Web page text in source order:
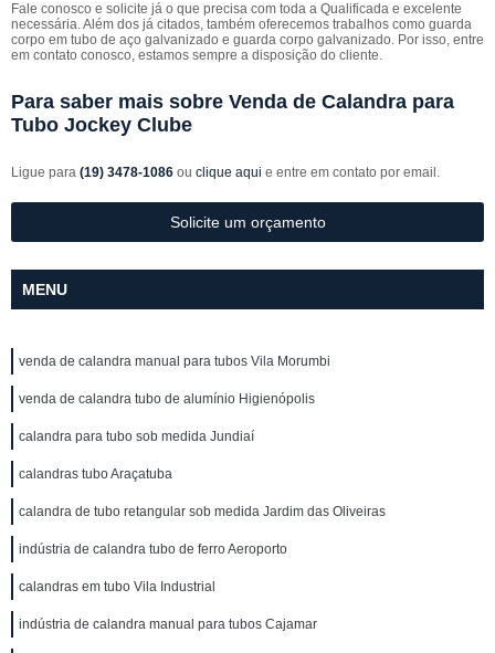
Fale conosco e solicite já o que precisa com toda a Qualificada e excelente
necessária. Além dos já citados, também oferecemos trabalhos como guarda
corpo em tubo de aço galvanizado e guarda corpo galvanizado. Por isso, entre
em contato conosco, estamos sempre a disposição do cliente.
Para saber mais sobre Venda de Calandra para
Tubo Jockey Clube
Ligue para (19) 3478-1086 ou clique aqui e entre em contato por email.
Solicite um orçamento
MENU
venda de calandra manual para tubos Vila Morumbi
venda de calandra tubo de alumínio Higienópolis
calandra para tubo sob medida Jundiaí
calandras tubo Araçatuba
calandra de tubo retangular sob medida Jardim das Oliveiras
indústria de calandra tubo de ferro Aeroporto
calandras em tubo Vila Industrial
indústria de calandra manual para tubos Cajamar